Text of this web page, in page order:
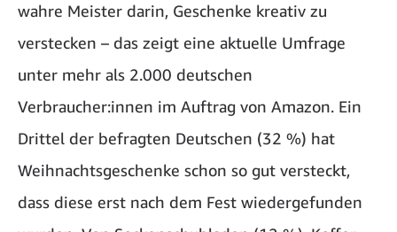
wahre Meister darin, Geschenke kreativ zu
verstecken – das zeigt eine aktuelle Umfrage
unter mehr als 2.000 deutschen
Verbraucher:innen im Auftrag von Amazon. Ein
Drittel der befragten Deutschen (32 %) hat
Weihnachtsgeschenke schon so gut versteckt,
dass diese erst nach dem Fest wiedergefunden